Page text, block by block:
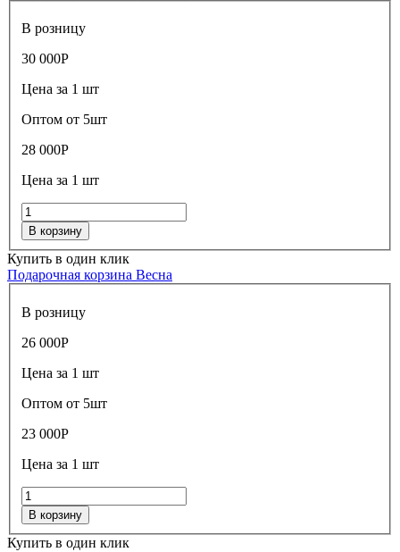
В розницу
30 000Р
Цена за 1 шт
Оптом от 5шт
28 000Р
Цена за 1 шт
В корзину
Купить в один клик
Подарочная корзина Весна
В розницу
26 000Р
Цена за 1 шт
Оптом от 5шт
23 000Р
Цена за 1 шт
В корзину
Купить в один клик